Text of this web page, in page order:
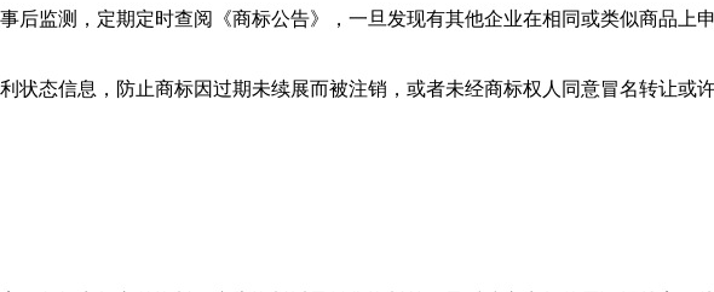
后监测，定期定时查阅《商标公告》，一旦发现有其他企业在相同或类似商品上
状态信息，防止商标因过期未续展而被注销，或者未经商标权人同意冒名转让或许